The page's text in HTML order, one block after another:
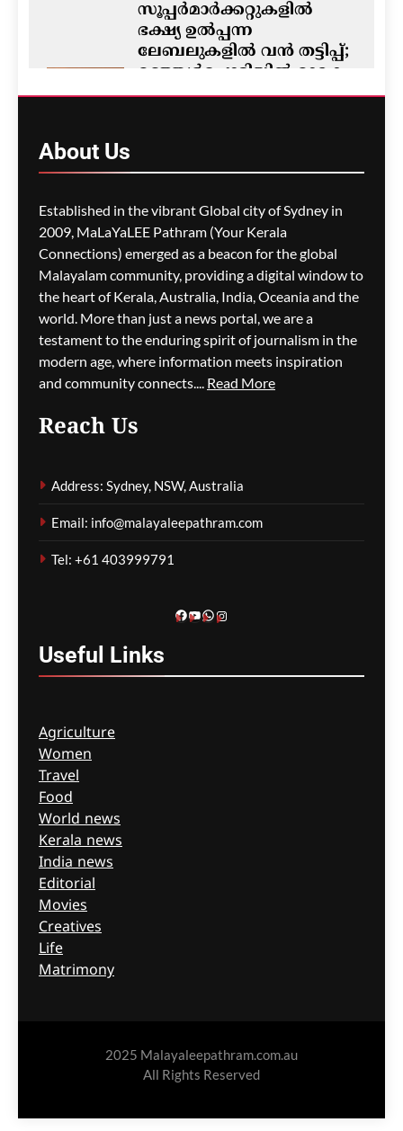
സൂപ്പർമാർക്കറ്റുകളിൽ
ഭക്ഷ്യ ഉൽപ്പന്ന
ലേബലുകളിൽ വൻ തട്ടിപ്പ്;
മഞ്ഞൾപ്പൊടിയിൽ മാരക
വിഷാംശമെന്ന്
M5 മോട്ടോർവേയിൽ
മാലിന്യ ട്രക്കിന് തീപിടിച്ചു;
കിലോമീറ്ററുകളോളം
ഗതാഗതക്കുരുക്ക്, മലയാളി
യാത്രികരെയും ബാധിച്ചു
ഗീത ദാസ്‌ 14 hours ago
നടപടിക്രമങ്ങൾ
About Us
Established in the vibrant Global city of Sydney in
2009, MaLaYaLEE Pathram (Your Kerala
Connections) emerged as a beacon for the global
Malayalam community, providing a digital window to
the heart of Kerala, Australia, India, Oceania and the
world. More than just a news portal, we are a
testament to the enduring spirit of journalism in the
modern age, where information meets inspiration
and community connects.... Read More
Reach Us
Address: Sydney, NSW, Australia
Email: info@malayaleepathram.com
Tel: +61 403999791
Facebook
YouTube
WhatsApp
Instagram
Useful Links
Agriculture
Women
Travel
Food
World news
Kerala news
India news
Editorial
Movies
Creatives
Life
Matrimony
2025 Malayaleepathram.com.au
All Rights Reserved